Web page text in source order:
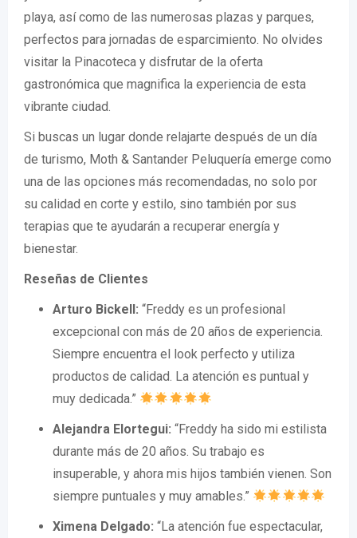
playa, así como de las numerosas plazas y parques,
perfectos para jornadas de esparcimiento. No olvides
visitar la Pinacoteca y disfrutar de la oferta
gastronómica que magnifica la experiencia de esta
vibrante ciudad.
Si buscas un lugar donde relajarte después de un día
de turismo, Moth & Santander Peluquería emerge como
una de las opciones más recomendadas, no solo por
su calidad en corte y estilo, sino también por sus
terapias que te ayudarán a recuperar energía y
bienestar.
Reseñas de Clientes
Arturo Bickell: “Freddy es un profesional
excepcional con más de 20 años de experiencia.
Siempre encuentra el look perfecto y utiliza
productos de calidad. La atención es puntual y
muy dedicada.”
Alejandra Elortegui: “Freddy ha sido mi estilista
durante más de 20 años. Su trabajo es
insuperable, y ahora mis hijos también vienen. Son
siempre puntuales y muy amables.”
Ximena Delgado: “La atención fue espectacular,